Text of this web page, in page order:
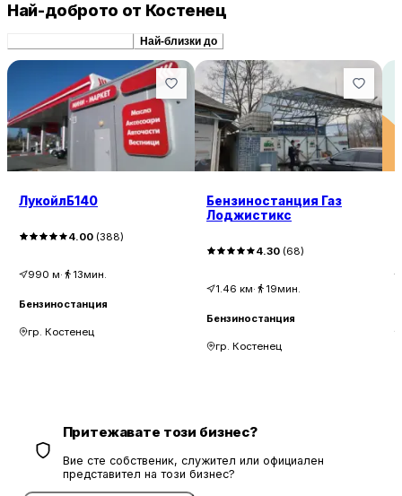
Най-доброто от Костенец
Най-близки до
ЛукойлБ140
4.00 (388)
990 м· 13мин.
Бензиностанция
гр. Костенец
Бензиностанция Газ
Лоджистикс
4.30 (68)
1.46 км· 19мин.
Бензиностанция
гр. Костенец
Притежавате този бизнес?
Вие сте собственик, служител или официален
представител на този бизнес?